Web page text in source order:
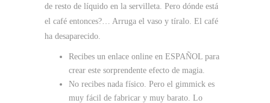
de resto de líquido en la servilleta. Pero dónde está
el café entonces?… Arruga el vaso y tíralo. El café
ha desaparecido.
Recibes un enlace online en ESPAÑOL para
crear este sorprendente efecto de magia.
No recibes nada físico. Pero el gimmick es
muy fácil de fabricar y muy barato. Lo